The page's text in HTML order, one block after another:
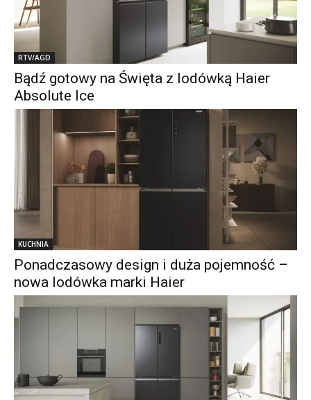
RTV/AGD
Bądź gotowy na Święta z lodówką Haier
Absolute Ice
KUCHNIA
Ponadczasowy design i duża pojemność –
nowa lodówka marki Haier